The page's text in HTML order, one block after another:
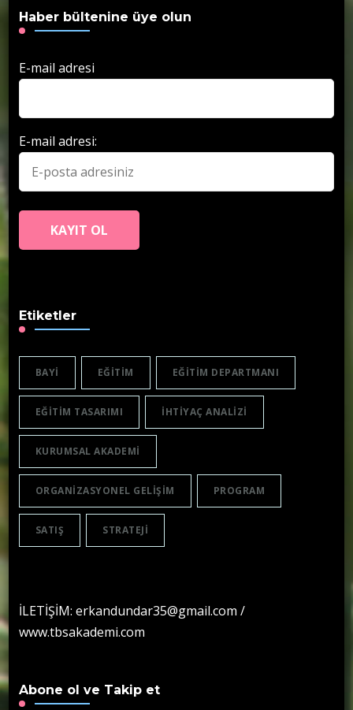
Haber bültenine üye olun
E-mail adresi
E-mail adresi:
Etiketler
BAYI EĞITIM EĞITIM DEPARTMANI
EĞITIM TASARIMI IHTIYAÇ ANALIZI
KURUMSAL AKADEMI
ORGANIZASYONEL GELIŞIM PROGRAM
SATIŞ STRATEJI
İLETİŞİM: erkandundar35@gmail.com /
www.tbsakademi.com
Abone ol ve Takip et